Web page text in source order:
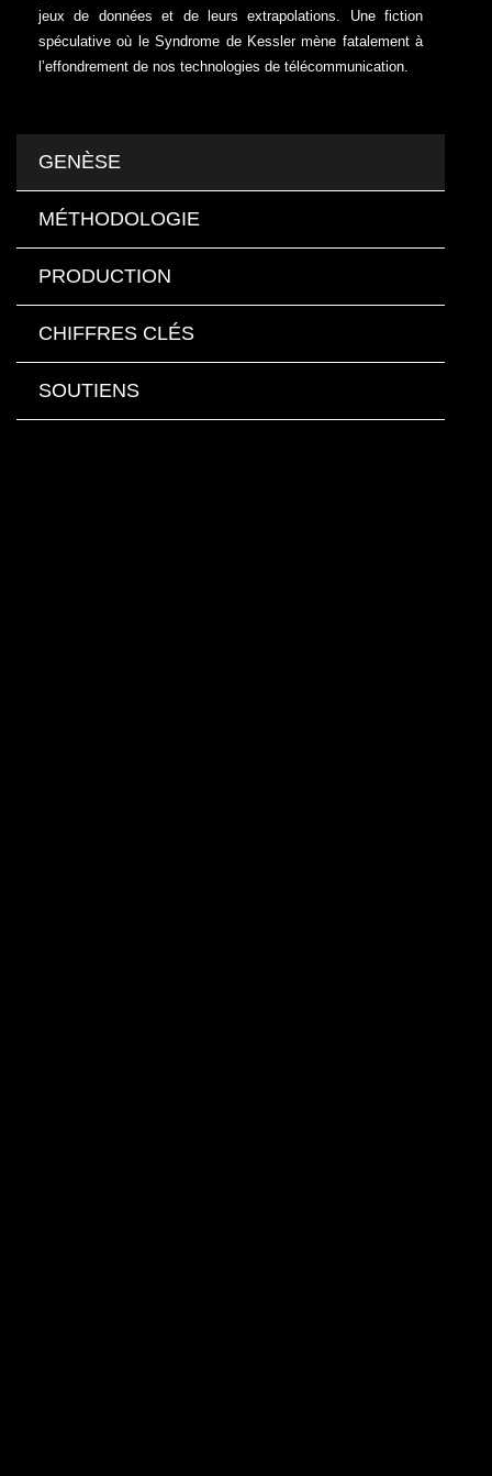
jeux de données et de leurs extrapolations. Une fiction
spéculative où le Syndrome de Kessler mène fatalement à
l’effondrement de nos technologies de télécommunication.
GENÈSE
MÉTHODOLOGIE
PRODUCTION
CHIFFRES CLÉS
SOUTIENS